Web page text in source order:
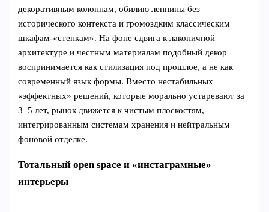
декоративным колоннам, обилию лепнины без
исторического контекста и громоздким классическим
шкафам‑«стенкам». На фоне сдвига к лаконичной
архитектуре и честным материалам подобный декор
воспринимается как стилизация под прошлое, а не как
современный язык формы. Вместо нестабильных
«эффектных» решений, которые морально устаревают за
3–5 лет, рынок движется к чистым плоскостям,
интегрированным системам хранения и нейтральным
фоновой отделке.
Тотальный open space и «инстаграмные»
интерьеры